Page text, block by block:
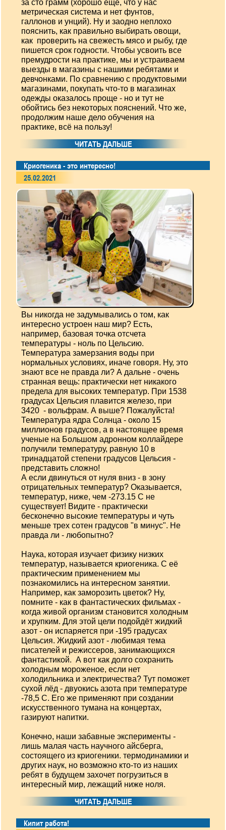
за сто грамм (хорошо еще, что у нас
метрическая система и нет фунтов,
галлонов и унций). Ну и заодно неплохо
пояснить, как правильно выбирать овощи,
как проверить на свежесть мясо и рыбу, где
пишется срок годности. Чтобы усвоить все
премудрости на практике, мы и устраиваем
выезды в магазины с нашими ребятами и
девчонками. По сравнению с продуктовыми
магазинами, покупать что-то в магазинах
одежды оказалось проще - но и тут не
обойтись без некоторых пояснений. Что же,
продолжим наше дело обучения на
практике, всё на пользу!
ЧИТАТЬ ДАЛЬШЕ
Криогеника - это интересно!
25.02.2021
Вы никогда не задумывались о том, как
интересно устроен наш мир? Есть,
например, базовая точка отсчета
температуры - ноль по Цельсию.
Температура замерзания воды при
нормальных условиях, иначе говоря. Ну, это
знают все не правда ли? А дальне - очень
странная вещь: практически нет никакого
предела для высоких температур. При 1538
градусах Цельсия плавится железо, при
3420 - вольфрам. А выше? Пожалуйста!
Температура ядра Солнца - около 15
миллионов градусов, а в настоящее время
ученые на Большом адронном коллайдере
получили температуру, равную 10 в
тринадцатой степени градусов Цельсия -
представить сложно!
А если двинуться от нуля вниз - в зону
отрицательных температур? Оказывается,
температур, ниже, чем -273.15 С не
существует! Видите - практически
бесконечно высокие температуры и чуть
меньше трех сотен градусов "в минус". Не
правда ли - любопытно?
Наука, которая изучает физику низких
температур, называется криогеника. С её
практическим применением мы
познакомились на интересном занятии.
Например, как заморозить цветок? Ну,
помните - как в фантастических фильмах -
когда живой организм становится холодным
и хрупким. Для этой цели подойдёт жидкий
азот - он испаряется при -195 градусах
Цельсия. Жидкий азот - любимая тема
писателей и режиссеров, занимающихся
фантастикой. А вот как долго сохранить
холодным мороженое, если нет
холодильника и электричества? Тут поможет
сухой лёд - двуокись азота при температуре
-78,5 С. Его же применяют при создании
искусственного тумана на концертах,
газируют напитки.
Конечно, наши забавные эксперименты -
лишь малая часть научного айсберга,
состоящего из криогеники. термодинамики и
других наук, но возможно кто-то из наших
ребят в будущем захочет погрузиться в
интересный мир, лежащий ниже ноля.
ЧИТАТЬ ДАЛЬШЕ
Кипит работа!